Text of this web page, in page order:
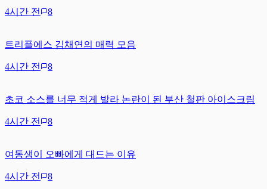
4시간 전 8
트리플에스 김채연의 매력 모음
4시간 전 8
초코 소스를 너무 적게 발라 논란이 된 부산 철판 아이스크림
4시간 전 8
여동생이 오빠에게 대드는 이유
4시간 전 8